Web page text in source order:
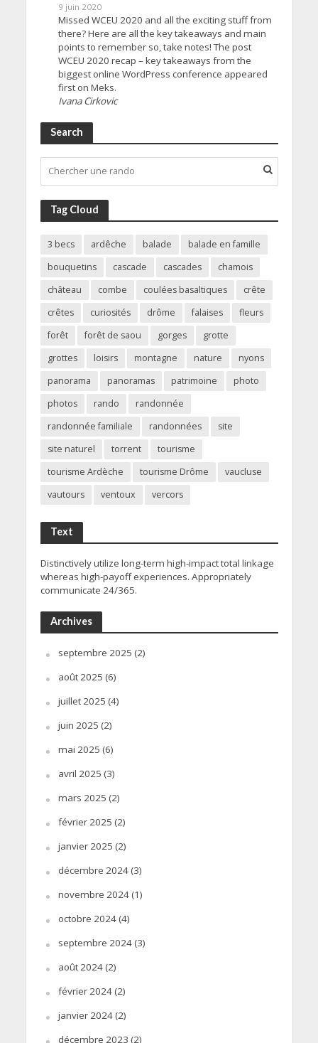
9 juin 2020
Missed WCEU 2020 and all the exciting stuff from
there? Here are all the key takeaways and main
points to remember so, take notes! The post
WCEU 2020 recap – key takeaways from the
biggest online WordPress conference appeared
first on Meks.
Ivana Cirkovic
Search
Tag Cloud
3 becs ardêche balade
balade en famille
bouquetins
cascade cascades
chamois
château
combe coulées basaltiques
crête
crêtes
curiosités drôme falaises
fleurs
forêt
forêt de saou gorges
grotte
grottes
loisirs montagne nature
nyons
panorama
panoramas patrimoine
photo
photos
rando
randonnée
randonnée familiale
randonnées
site
site naturel
torrent
tourisme
tourisme Ardèche
tourisme Drôme
vaucluse
vautours
ventoux vercors
Text
Distinctively utilize long-term high-impact total linkage
whereas high-payoff experiences. Appropriately
communicate 24/365.
Archives
septembre 2025 (2)
août 2025 (6)
juillet 2025 (4)
juin 2025 (2)
mai 2025 (6)
avril 2025 (3)
mars 2025 (2)
février 2025 (2)
janvier 2025 (2)
décembre 2024(3)
novembre 2024(1)
octobre 2024(4)
septembre 2024(3)
août 2024(2)
février 2024(2)
janvier 2024(2)
décembre 2023 (2)